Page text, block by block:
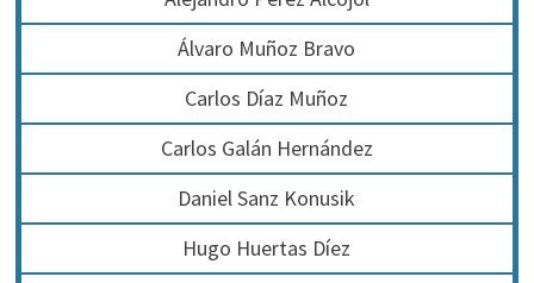
Álvaro Muñoz Bravo
Carlos Díaz Muñoz
Carlos Galán Hernández
Daniel Sanz Konusik
Hugo Huertas Díez